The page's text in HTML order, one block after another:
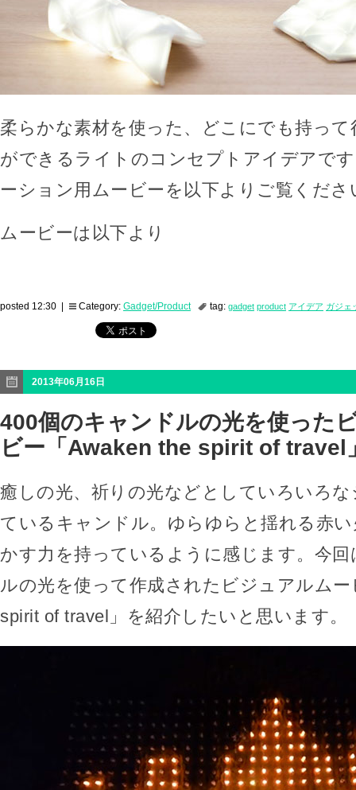
柔らかな素材を使った、どこにでも持っ
ができるライトのコンセプトアイデアで
ーション用ムービーを以下よりご覧くださ
ムービーは以下より
posted 12:30 | Category: Gadget/Product tag: gadget product アイデア ガジェ
2013年06月16日
400個のキャンドルの光を使った
ビー「Awaken the spirit of travel
癒しの光、祈りの光などとしていろいろ
ているキャンドル。ゆらゆらと揺れる赤
かす力を持っているように感じます。今
ルの光を使って作成されたビジュアルム
spirit of travel」を紹介したいと思います。